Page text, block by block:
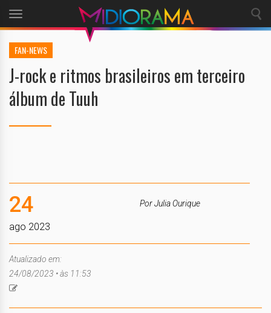
Toggle
navigation
FAN-NEWS
J-rock e ritmos brasileiros em terceiro
álbum de Tuuh
24
ago 2023
Por Julia Ourique
Atualizado em:
24/08/2023 • às 11:53